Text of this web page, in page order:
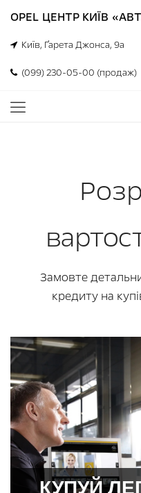
OPEL ЦЕНТР КИЇВ
Київ, Ґарета Джонса, 9а
(099) 230-05-00 (продаж)
Замовте
кредиту на